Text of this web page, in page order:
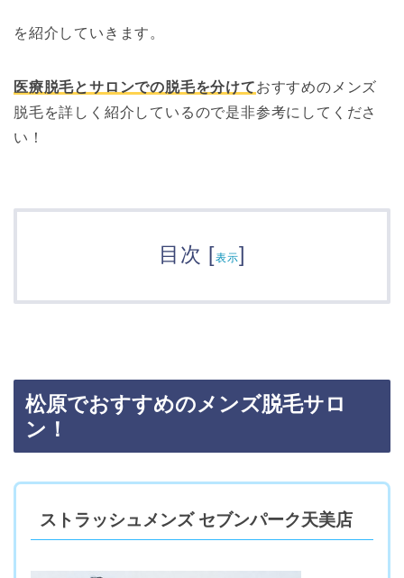
を紹介していきます。
医療脱毛とサロンでの脱毛を分けておすすめのメンズ
脱毛を詳しく紹介しているので是非参考にしてくださ
い！
目次 [表示]
松原でおすすめのメンズ脱毛サロ
ン！
ストラッシュメンズ セブンパーク天美店